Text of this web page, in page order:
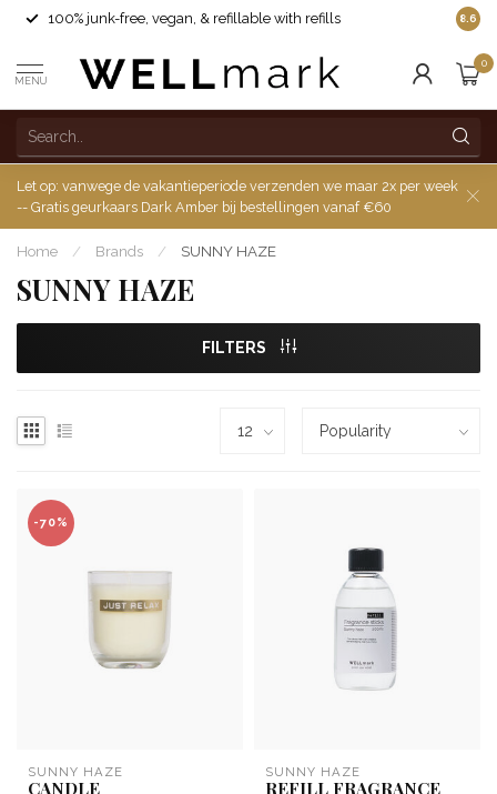
100% junk-free, vegan, & refillable with refills 8.6
MENU
0
Let op: vanwege de vakantieperiode verzenden we maar 2x per week
-- Gratis geurkaars Dark Amber bij bestellingen vanaf €60
Home / Brands / SUNNY HAZE
SUNNY HAZE
FILTERS
-70%
SUNNY HAZE
CANDLE
SUNNY HAZE
REFILL FRAGRANCE